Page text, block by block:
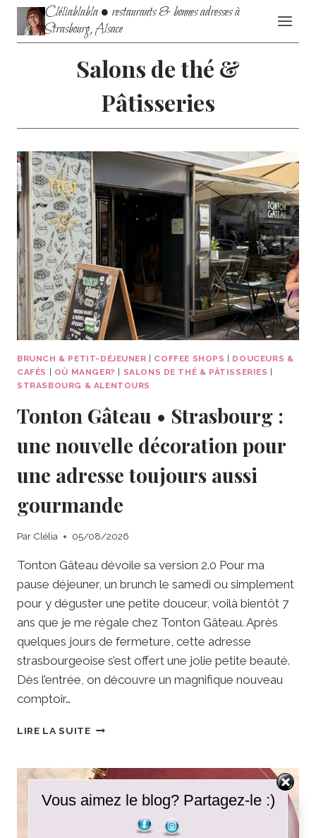
Aller
contenu
Cléliablabla • restaurants & bonnes adresses à
Strasbourg, Alsace
Salons de thé &
Pâtisseries
BRUNCH & PETIT-DÉJEUNER | COFFEE SHOPS | DOUCEURS &
CAFÉS | OÙ MANGER? | SALONS DE THÉ & PÂTISSERIES |
STRASBOURG & ALENTOURS
Tonton Gâteau • Strasbourg :
une nouvelle décoration pour
une adresse toujours aussi
gourmande
Par Clélia 05/08/2026
Tonton Gâteau dévoile sa version 2.0 Pour ma
pause déjeuner, un brunch le samedi ou simplement
pour y déguster une petite douceur, voilà bientôt 7
ans que je me régale chez Tonton Gâteau. Après
quelques jours de fermeture, cette adresse
strasbourgeoise s’est offert une jolie petite beauté.
Dès l’entrée, on découvre un magnifique nouveau
comptoir…
LIRE LA SUITETONTON
STRASBOURG
UNE
NOUVELLE
DÉCORATION
Vous aimez le blog? Partagez-le :)